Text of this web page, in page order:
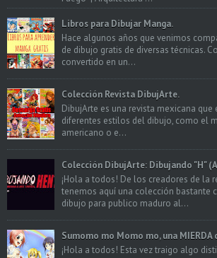
Libros para Dibujar Manga.
Hace algunos años que venimos
de dibujo gratis de diversas técnicas.
convertido en un...
Colección Revista DibujArte.
DibujArte es una revista mexicana
diferentes estilos del dibujo, como el
americano o e...
Colección DibujArte: Dibujando "H"
¡Hola a todos! De los creadores de la
tenemos aquí una colección bastante
dibujo para publico maduro al...
Sumomo mo Momo mo, una MIERDA
¡Hola a todos! Esta vez traigo algo